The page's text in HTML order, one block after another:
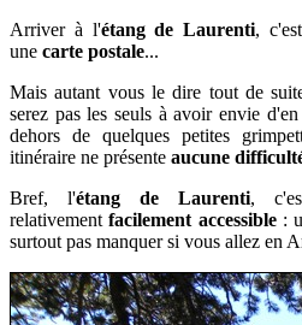
Arriver à l'étang de Laurenti,
une carte postale...
Mais autant vous le dire tout de
serez pas les seuls à avoir envie
dehors de quelques petites
itinéraire ne présente aucune
Bref, l'étang de Laurenti,
relativementfacilement accessible :
surtout pas manquer si vous allez en